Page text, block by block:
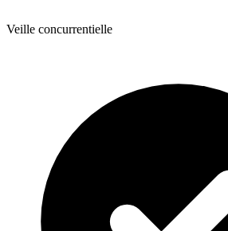
Veille concurrentielle